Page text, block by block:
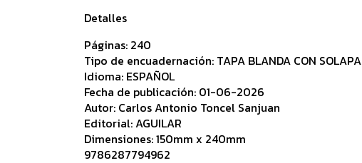
Detalles
Páginas: 240
Tipo de encuadernación: TAPA BLANDA CON SOLAPA
Idioma: ESPAÑOL
Fecha de publicación: 01-06-2026
Autor: Carlos Antonio Toncel Sanjuan
Editorial: AGUILAR
Dimensiones: 150mm x 240mm
9786287794962